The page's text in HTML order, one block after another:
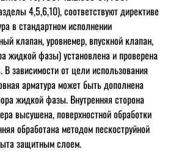
4,5,6,10), соответствуют директиве
в стандартном исполнении
клапан, уровнемер, впускной клапан,
жидкой фазы) установлена и проверена
В зависимости от цели использования
арматура может быть дополнена
жидкой фазы. Внутренняя сторона
высушена, поверхностной обработки
обработана методом пескоструйной
защитным слоем.